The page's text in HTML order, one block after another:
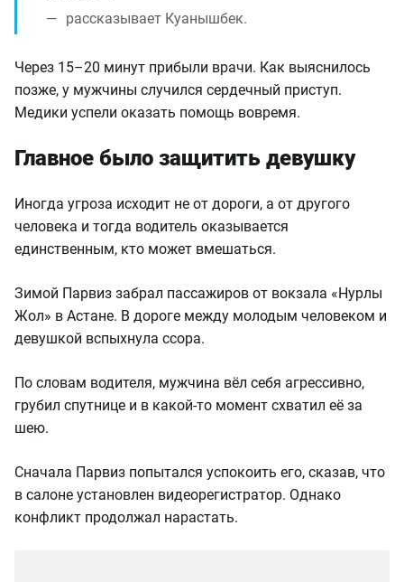
рассказывает Куанышбек.
Через 15–20 минут прибыли врачи. Как выяснилось
позже, у мужчины случился сердечный приступ.
Медики успели оказать помощь вовремя.
Главное было защитить девушку
Иногда угроза исходит не от дороги, а от другого
человека и тогда водитель оказывается
единственным, кто может вмешаться.
Зимой Парвиз забрал пассажиров от вокзала «Нурлы
Жол» в Астане. В дороге между молодым человеком и
девушкой вспыхнула ссора.
По словам водителя, мужчина вёл себя агрессивно,
грубил спутнице и в какой-то момент схватил её за
шею.
Сначала Парвиз попытался успокоить его, сказав, что
в салоне установлен видеорегистратор. Однако
конфликт продолжал нарастать.